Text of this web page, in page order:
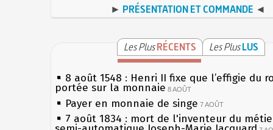
► PRÉSENTATION ET COMMANDE ◄
Les PlusRÉCENTS Les PlusLUS
8 août 1548 : Henri II fixe que l’effigie du
portée sur la monnaie 8 AOÛT
Payer en monnaie de singe 7 AOÛT
7 août 1834 : mort de l'inventeur du